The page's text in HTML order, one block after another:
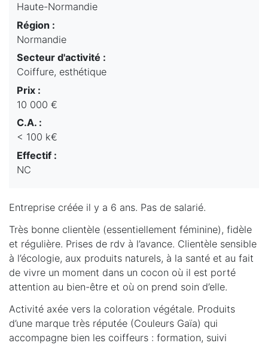
Haute-Normandie
Région :
Normandie
Secteur d'activité :
Coiffure, esthétique
Prix :
10 000 €
C.A. :
< 100 k€
Effectif :
NC
Entreprise créée il y a 6 ans. Pas de salarié.
Très bonne clientèle (essentiellement féminine), fidèle
et régulière. Prises de rdv à l’avance. Clientèle sensible
à l’écologie, aux produits naturels, à la santé et au fait
de vivre un moment dans un cocon où il est porté
attention au bien-être et où on prend soin d’elle.
Activité axée vers la coloration végétale. Produits
d’une marque très réputée (Couleurs Gaïa) qui
accompagne bien les coiffeurs : formation, suivi